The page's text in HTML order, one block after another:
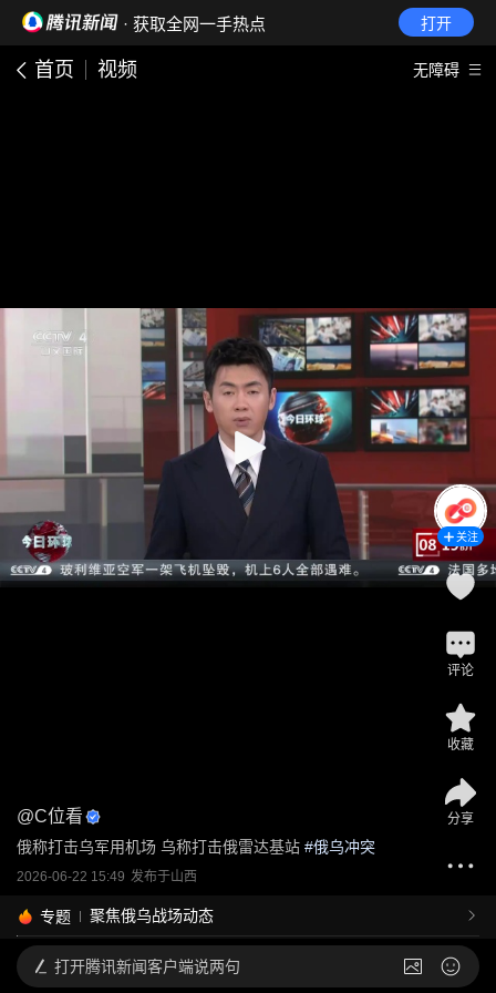
· 获取全网一手热点 打开
首页 视频 无障碍
@C位看
俄称打击乌军用机场 乌称打击俄雷达基站 #俄乌冲突
2026-06-22 15:49 发布于山西
专题 聚焦俄乌战场动态
关注
评论
收藏
分享
打开腾讯新闻客户端说两句